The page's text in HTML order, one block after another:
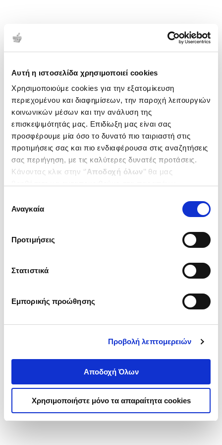
Αυτή η ιστοσελίδα χρησιμοποιεί cookies
Χρησιμοποιούμε cookies για την εξατομίκευση
περιεχομένου και διαφημίσεων, την παροχή λειτουργιών
κοινωνικών μέσων και την ανάλυση της
επισκεψιμότητάς μας. Επιδίωξη μας είναι σας
προσφέρουμε μία όσο το δυνατό πιο ταιριαστή στις
προτιμήσεις σας και πιο ενδιαφέρουσα στις αναζητήσεις
σας περιήγηση, με τις καλύτερες δυνατές προτάσεις.
Κάνοντας κλικ στην ‘’Αποδοχή όλων’’ θα μας
ενδιαφέρουν και να επιλέξετε από τα παρακάτω με την
΄΄και να ενημερωθείτε σχετικά με
συγκατάθεσης
Αναγκαία
Προτιμήσεις
Στατιστικά
Εμπορικής προώθησης
Προβολή λεπτομερειών
Αποδοχή Όλων
Χρησιμοποιήστε μόνο τα απαραίτητα cookies